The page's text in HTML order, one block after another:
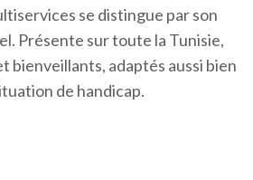
se distingue par son
Présente sur toute la Tunisie,
bienveillants, adaptés aussi bien
de handicap.